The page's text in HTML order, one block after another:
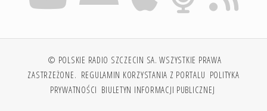
© POLSKIE RADIO SZCZECIN SA. WSZYSTKIE PRAWA
ZASTRZEŻONE. REGULAMIN KORZYSTANIA Z PORTALU POLITYKA
PRYWATNOŚCI BIULETYN INFORMACJI PUBLICZNEJ